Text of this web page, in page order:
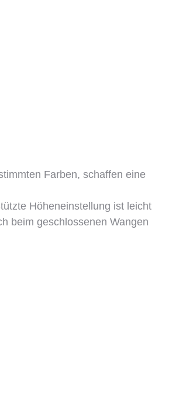
Farben, schaffen eine
Höheneinstellung ist leicht
beim geschlossenen Wangen